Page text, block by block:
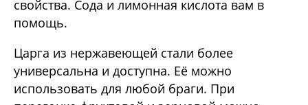
свойства. Сода и лимонная кислота вам в
помощь.
Царга из нержавеющей стали более
универсальна и доступна. Её можно
использовать для любой браги. При